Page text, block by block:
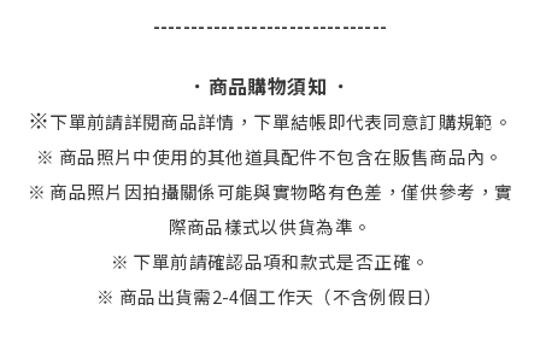
-------------------------------
．商品購物須知 ．
※ 下單前請詳閱商品詳情，下單結帳即代表同意訂購規範。
※ 商品照片中使用的其他道具配件不包含在販售商品內。
※ 商品照片因拍攝關係可能與實物略有色差，僅供參考，實
際商品樣式以供貨為準。
※ 下單前請確認品項和款式是否正確。
※ 商品出貨需2-4個工作天（不含例假日）